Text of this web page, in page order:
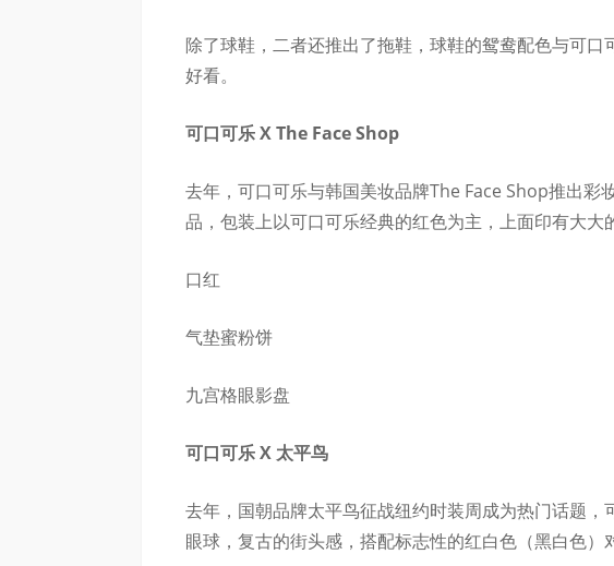
除了球鞋，二者还推出了拖鞋，球鞋的鸳鸯配色与可
好看。
可口可乐 X The Face Shop
去年，可口可乐与韩国美妆品牌The Face Shop推出彩
品，包装上以可口可乐经典的红色为主，上面印有大大
口红
气垫蜜粉饼
九宫格眼影盘
可口可乐 X 太平鸟
去年，国朝品牌太平鸟征战纽约时装周成为热门话题，
眼球，复古的街头感，搭配标志性的红白色（黑白色）